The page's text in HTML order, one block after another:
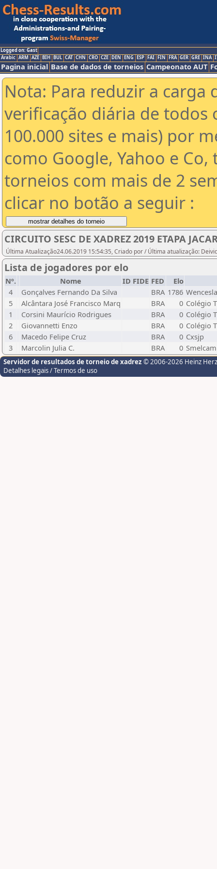
Logged on: Gast
Arabic ARM AZE BIH BUL CAT CHN CRO CZE DEN ENG ESP FAI FIN FRA GER GRE INA
Pagina inicial Base de dados de torneios Campeonato AUT
Nota: Para reduzir a carga
verificação diária de todos
100.000 sites e mais) por
como Google, Yahoo e
torneios com mais de 2
clicar no botão a seguir :
CIRCUITO SESC DE XADREZ 2019 ETAPA
Última Atualização24.06.2019 15:54:35, Criado por / Última atualização:
Lista de jogadores por elo
Nº. Nome ID FIDE FED
Elo
4
Gonçalves Fernando Da Silva BRA 1786
5
Alcântara José Francisco Marq BRA 0 Colégio
1
Corsini Maurício Rodrigues BRA 0 Colégio
2
Giovannetti Enzo BRA 0 Colégio
6
Macedo Felipe Cruz BRA 0 Cxsjp
3
Marcolin Julia C. BRA 0
Servidor de resultados de torneio de xadrez © 2006-2026 Heinz
Detalhes legais / Termos de uso